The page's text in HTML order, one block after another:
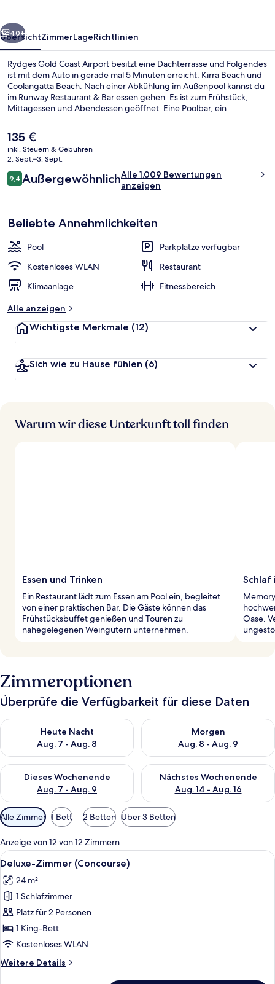
Weiter
40+
ÜbersichtZimmerLageRichtlinien
Rydges Gold Coast Airport besitzt eine Dachterrasse und Folgendes
ist mit dem Auto in gerade mal 5 Minuten erreicht: Kirra Beach und
Coolangatta Beach. Nach einer Abkühlung im Außenpool kannst du
im Runway Restaurant & Bar essen gehen. Es ist zum Frühstück,
Mittagessen und Abendessen geöffnet. Eine Poolbar, ein
ebenfalls zum Angebot. Anderen Reisenden gefallen das
hilfsbereite Personal und der allgemeine Zustand sehr gut.
Der
aktuelle
Preis
135 €.
135 €
inkl. Steuern & Gebühren
2. Sept.–3. Sept.
Bewertungen
9,49,4 von 10.
AußergewöhnlichAlle 1.009 Bewertungen
anzeigen
Beliebte Annehmlichkeiten
Pool
Parkplätze verfügbar
Kostenloses WLAN
Restaurant
Klimaanlage
Fitnessbereich
Alle anzeigen
Wichtigste Merkmale (12)
Sich wie zu Hause fühlen (6)
Warum wir diese Unterkunft toll finden
Essen und Trinken
Ein Restaurant lädt zum Essen am Pool ein, begleitet
von einer praktischen Bar. Die Gäste können das
Frühstücksbuffet genießen und Touren zu
nahegelegenen Weingütern unternehmen.
Schlaf
Oase.
Zimmeroptionen
Überprüfe die Verfügbarkeit für diese Daten
Heute Nacht
Aug. 7 - Aug. 8
Überprüfe die Verfügbarkeit für heute Nacht, Aug. 7 - Aug. 8.
Morgen
Aug. 8 - Aug. 9
Überprüfe die Verfügbarkeit
Dieses Wochenende
Aug. 7 - Aug. 9
Überprüfe die Verfügbarkeit für dieses Wochenende, Aug. 7
Nächstes Wochenende
Aug. 14 - Aug. 16
Überprüfe die Verfügbarkeit
Verfügbare
Filter
für
Zimmer
Alle Zimmer 1 Bett 2 Betten Über 3 Betten
Anzeige von 12 von 12 Zimmern
Alle
Fotos
für
Deluxe-
Zimmer
(Concourse)
anzeigen
Ein Hotelzimmer mit einem Bett,
4
Deluxe-Zimmer (Concourse)
24 m²
1 Schlafzimmer
Platz für 2 Personen
1 King-Bett
Kostenloses WLAN
Weitere Details
Weitere